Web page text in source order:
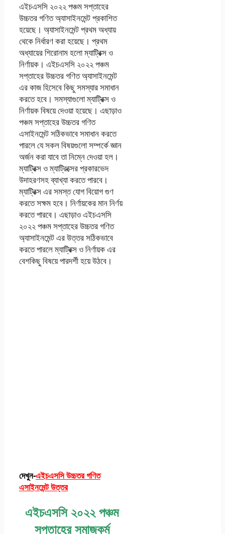
এইচএসসি ২০২২ পঞ্চম সপ্তাহের
উচ্চতর গণিত অ্যাসাইনমেন্ট প্রকাশিত
হয়েছে। অ্যাসাইনমেন্ট প্রথম অধ্যায়
থেকে নির্ধারণ করা হয়েছে। প্রথম
অধ্যায়ের শিরোনাম হলো ম্যাট্রিক্স ও
নির্ণায়ক। এইচএসসি ২০২২ পঞ্চম
সপ্তাহের উচ্চতর গণিত অ্যাসাইনমেন্ট
এর কাজ হিসেবে কিছু সমস্যার সমাধান
করতে হবে। সমস্যাগুলো ম্যাট্রিক্স ও
নির্ণায়ক বিষয়ে দেওয়া হয়েছে। এছাড়াও
পঞ্চম সপ্তাহের উচ্চতর গণিত
এসাইনমেন্ট সঠিকভাবে সমাধান করতে
পারলে যে সকল বিষয়গুলো সম্পর্কে জ্ঞান
অর্জন করা যাবে তা নিম্নে দেওয়া হল।
ম্যাট্রিক্স ও ম্যাট্রিক্সের প্রকারভেদ
উদাহরণসহ ব্যাখ্যা করতে পারবে।
ম্যাট্রিক্স এর সমস্ত যোগ বিয়োগ গুণ
করতে সক্ষম হবে। নির্ণায়কের মান নির্ণয়
করতে পারবে। এছাড়াও এইচএসসি
২০২২ পঞ্চম সপ্তাহের উচ্চতর গণিত
অ্যাসাইনমেন্ট এর উত্তর সঠিকভাবে
করতে পারলে ম্যাট্রিক্স ও নির্ণায়ক এর
বেশকিছু বিষয়ে পারদর্শী হয়ে উঠবে।
দেখুন-এইচএসসি উচ্চতর গণিত
এসাইনমেন্ট উত্তর
এইচএসসি ২০২২ পঞ্চম
সপ্তাহের সমাজকর্ম